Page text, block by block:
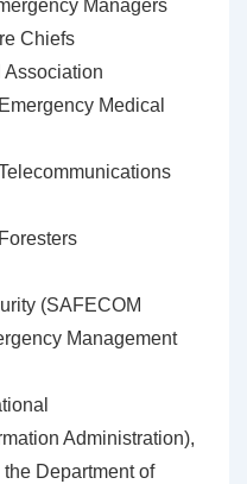
Managers
Chiefs
Association
Medical
(SAFECOM
Management
Administration),
Department of